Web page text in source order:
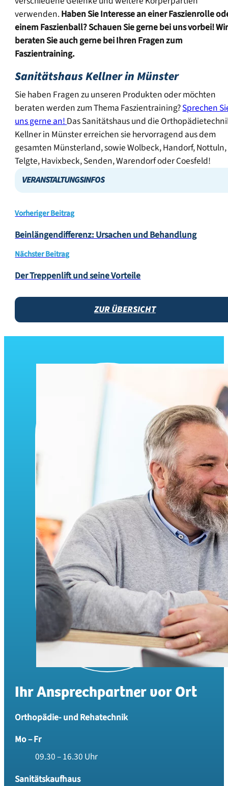
verwenden.Haben Sie Interesse an einer Faszienrolle
einem Faszienball? Schauen Sie gerne bei uns vorbei! Wir
beraten Sie auch gerne bei Ihren Fragen zum
Faszientraining.
Sanitätshaus Kellner in Münster
Sie haben Fragen zu unseren Produkten oder möchten
beraten werden zum Thema Faszientraining?Sprechen
uns gerne an!Das Sanitätshaus und die
Kellner in Münster erreichen sie hervorragend aus dem
gesamten Münsterland, sowie Wolbeck, Handorf, Nottuln,
Telgte, Havixbeck, Senden, Warendorf oder Coesfeld!
VERANSTALTUNGSINFOS
Vorheriger Beitrag
Beinlängendifferenz: Ursachen und Behandlung
Nächster Beitrag
Der Treppenlift und seine Vorteile
ZUR ÜBERSICHT
Ihr Ansprechpartner vor Ort
Orthopädie- und Rehatechnik
Mo – Fr
09.30 – 16.30 Uhr
Sanitätskaufhaus